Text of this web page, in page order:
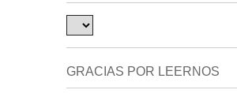
GRACIAS POR LEERNOS